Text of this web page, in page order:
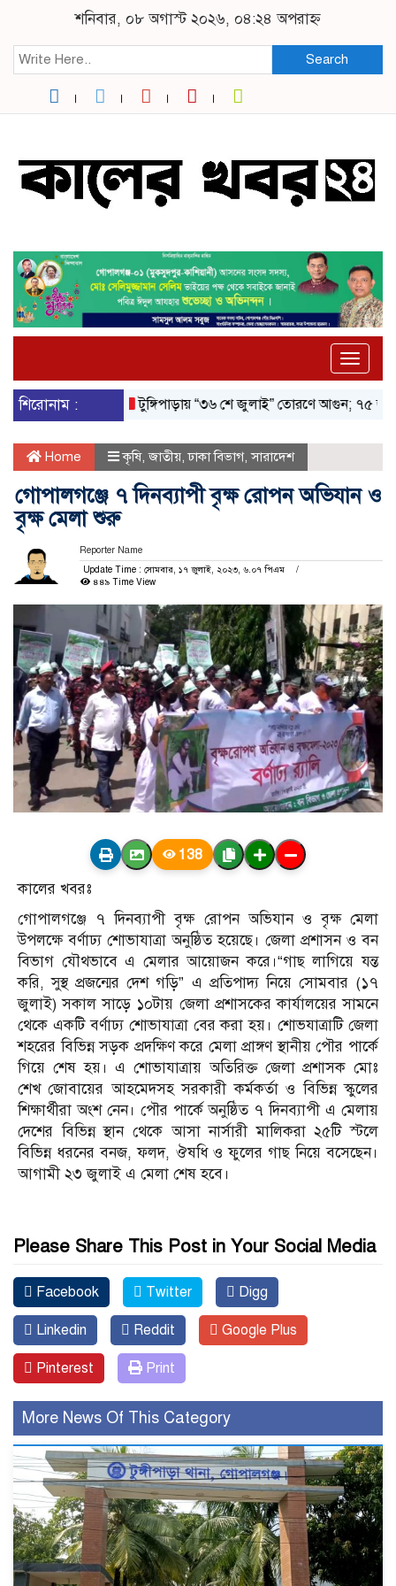
শনিবার, ০৮ অগাস্ট ২০২৬, ০৪:২৪ অপরাহ্ন
Search
Toggle
শিরোনাম :
টুঙ্গিপাড়ায় “৩৬ শে জুলাই” তোরণে আগুন; ৭৫ জনকে
Home কৃষি,জাতীয়,ঢাকা বিভাগ,সারাদেশ
গোপালগঞ্জে ৭ দিনব্যাপী বৃক্ষ রোপন অভিযান ও
বৃক্ষ মেলা শুরু
Reporter Name
Update Time : সোমবার, ১৭ জুলাই, ২০২৩, ৬.০৭ পিএম
৪৪৯ Time View
138
কালের খবরঃ
গোপালগঞ্জে ৭ দিনব্যাপী বৃক্ষ রোপন অভিযান ও বৃক্ষ মেলা
উপলক্ষে বর্ণাঢ্য শোভাযাত্রা অনুষ্ঠিত হয়েছে। জেলা প্রশাসন ও বন
বিভাগ যৌথভাবে এ মেলার আয়োজন করে।“গাছ লাগিয়ে যন্ত
করি, সুস্থ প্রজন্মের দেশ গড়ি” এ প্রতিপাদ্য নিয়ে সোমবার (১৭
জুলাই) সকাল সাড়ে ১০টায় জেলা প্রশাসকের কার্যালয়ের সামনে
থেকে একটি বর্ণাঢ্য শোভাযাত্রা বের করা হয়। শোভযাত্রাটি জেলা
শহরের বিভিন্ন সড়ক প্রদক্ষিণ করে মেলা প্রাঙ্গণ স্থানীয় পৌর পার্কে
গিয়ে শেষ হয়। এ শোভাযাত্রায় অতিরিক্ত জেলা প্রশাসক মোঃ
শেখ জোবায়ের আহমেদসহ সরকারী কর্মকর্তা ও বিভিন্ন স্কুলের
শিক্ষার্থীরা অংশ নেন। পৌর পার্কে অনুষ্ঠিত ৭ দিনব্যাপী এ মেলায়
দেশের বিভিন্ন স্থান থেকে আসা নার্সারী মালিকরা ২৫টি স্টলে
বিভিন্ন ধরনের বনজ, ফলদ, ঔষধি ও ফুলের গাছ নিয়ে বসেছেন।
আগামী ২৩ জুলাই এ মেলা শেষ হবে।
Please Share This Post in Your Social Media
Facebook Twitter Digg
Linkedin Reddit Google Plus
Pinterest Print
More News Of This Category